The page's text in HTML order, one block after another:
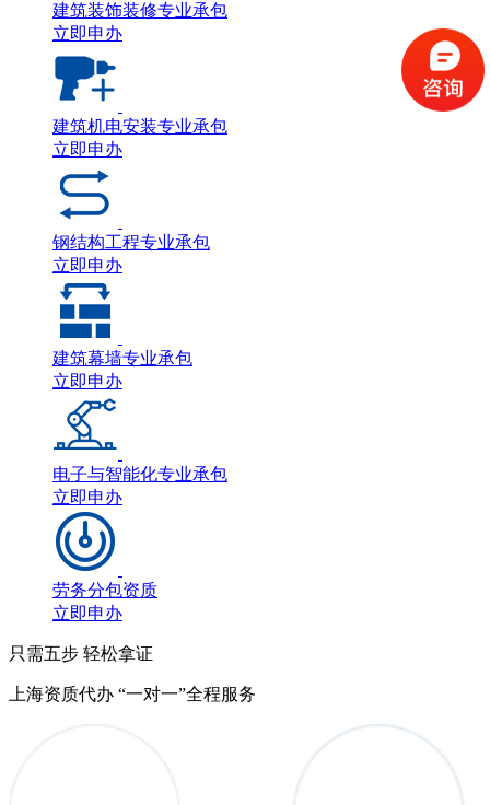
建筑装饰装修专业承包
立即申办
建筑机电安装专业承包
立即申办
钢结构工程专业承包
立即申办
建筑幕墙专业承包
立即申办
电子与智能化专业承包
立即申办
劳务分包资质
立即申办
只需五步 轻松拿证
上海资质代办 “一对一”全程服务